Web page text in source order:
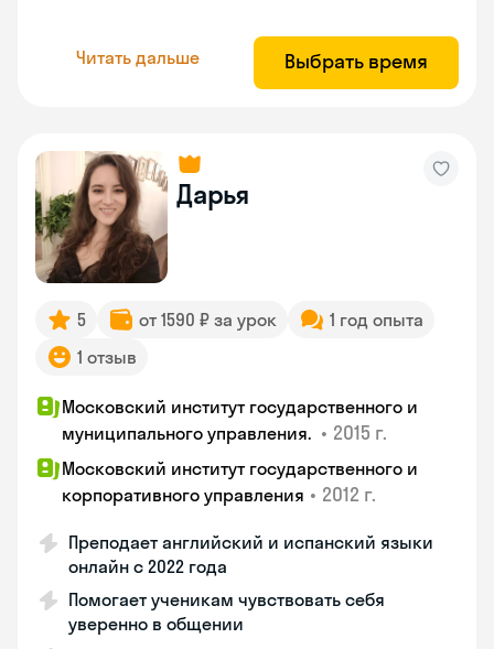
Читать дальше Выбрать время
Дарья
5 от 1590 ₽ за урок
1 год опыта
1 отзыв
Московский институт государственного и
муниципального управления. • 2015 г.
Московский институт государственного и
корпоративного управления • 2012 г.
Преподает английский и испанский языки
онлайн с 2022 года
Помогает ученикам чувствовать себя
уверенно в общении